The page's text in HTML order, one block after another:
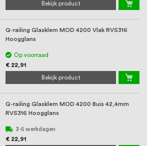
Bekijk product
Q-railing Glasklem MOD 4200 Vlak RVS316
Hoogglans
Op voorraad
€ 22,91
Bekijk product
Q-railing Glasklem MOD 4200 Buis 42,4mm
RVS316 Hoogglans
3-5 werkdagen
€ 22,91